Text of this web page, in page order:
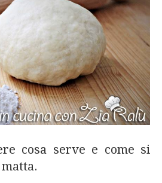
cosa serve e come si